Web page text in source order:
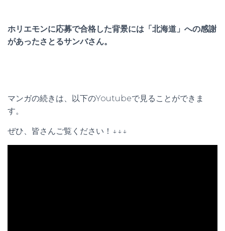
ホリエモンに応募で合格した背景には「北海道」への感謝
があったさとるサンバさん。
マンガの続きは、以下のYoutubeで見ることができま
す。
ぜひ、皆さんご覧ください！↓↓↓